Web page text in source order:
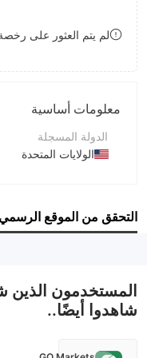
8
لم يتم العثور على
معلومات أساسية
الدولة المسجلة
الولايات المتحدة
اسم الشركة
التحقق من الموقع الرسمي
المستخدمون الذين
شاهدوا أيضًا..